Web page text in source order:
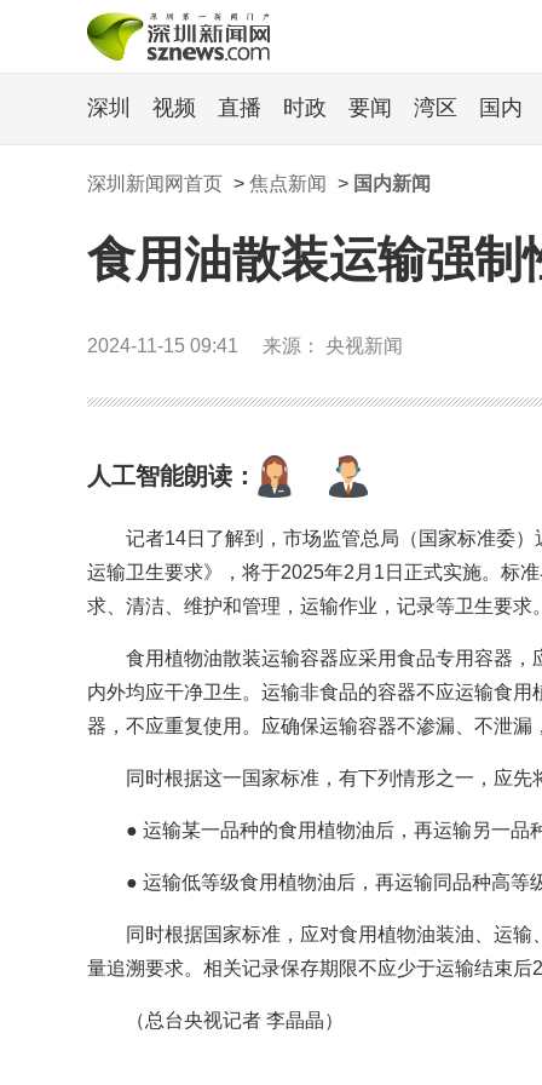
深圳 视频 直播 时政 要闻 湾区 国内
深圳新闻网首页 > 焦点新闻 > 国内新闻
食用油散装运输强
2024-11-15 09:41 来源： 央视新闻
人工智能朗读：
记者14日了解到，市场监管总局（国家标准委
运输卫生要求》，将于2025年2月1日正式实施。标
求、清洁、维护和管理，运输作业，记录等卫生要求
食用植物油散装运输容器应采用食品专用容器，
内外均应干净卫生。运输非食品的容器不应运输食
器，不应重复使用。应确保运输容器不渗漏、不泄
同时根据这一国家标准，有下列情形之一，应
● 运输某一品种的食用植物油后，再运输另一品
● 运输低等级食用植物油后，再运输同品种高等
同时根据国家标准，应对食用植物油装油、运
量追溯要求。相关记录保存期限不应少于运输结束后
（总台央视记者 李晶晶）